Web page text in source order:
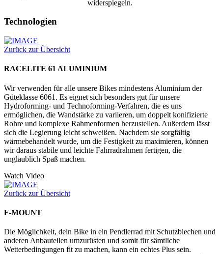
widerspiegeln.
Technologien
Zurück zur Übersicht
RACELITE 61 ALUMINIUM
Wir verwenden für alle unsere Bikes mindestens Aluminium der
Güteklasse 6061. Es eignet sich besonders gut für unsere
Hydroforming- und Technoforming-Verfahren, die es uns
ermöglichen, die Wandstärke zu variieren, um doppelt konifizierte
Rohre und komplexe Rahmenformen herzustellen. Außerdem lässt
sich die Legierung leicht schweißen. Nachdem sie sorgfältig
wärmebehandelt wurde, um die Festigkeit zu maximieren, können
wir daraus stabile und leichte Fahrradrahmen fertigen, die
unglaublich Spaß machen.
Watch Video
Zurück zur Übersicht
F-MOUNT
Die Möglichkeit, dein Bike in ein Pendlerrad mit Schutzblechen und
anderen Anbauteilen umzurüsten und somit für sämtliche
Wetterbedingungen fit zu machen, kann ein echtes Plus sein.